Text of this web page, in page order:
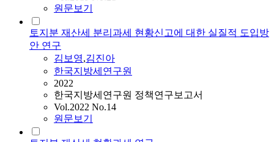
원문보기
토지분 재산세 분리과세 현황신고에 대한 실질적 도입방
안 연구
김보영,김진아
한국지방세연구원
2022
한국지방세연구원 정책연구보고서
Vol.2022 No.14
원문보기